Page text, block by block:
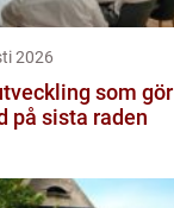
2026
som gör
på sista raden